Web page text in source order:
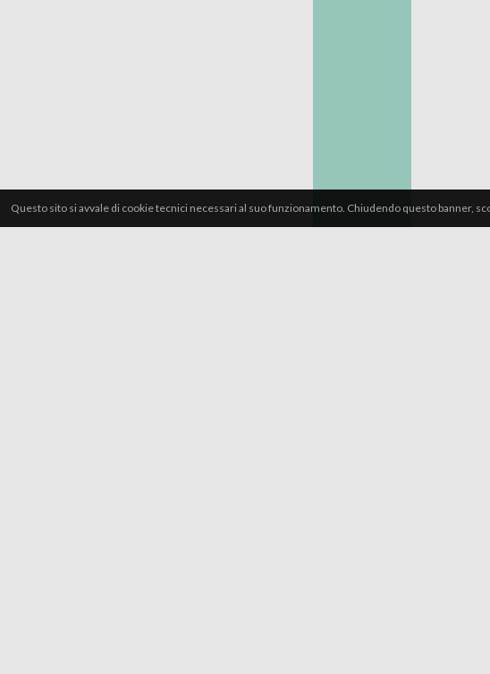
Questo sito si avvale di cookie tecnici necessari al suo funzionamento. Chiudendo questo banner,